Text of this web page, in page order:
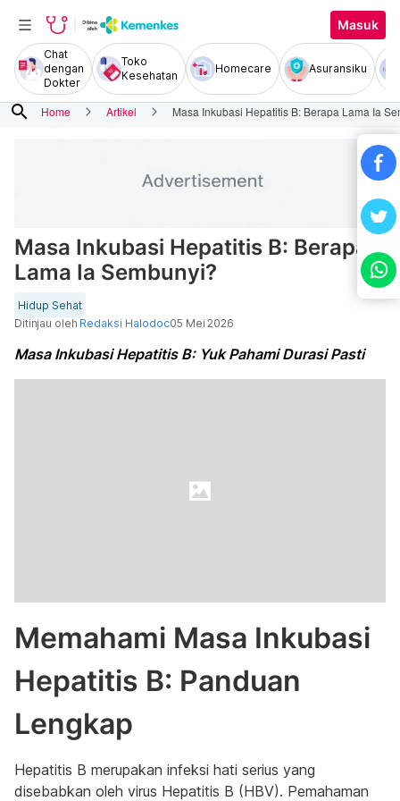
Masuk
Chat
dengan
Dokter
Toko
Kesehatan
Homecare Asuransiku
search Home Artikel Masa Inkubasi Hepatitis B: Berapa Lama Ia
Masa Inkubasi Hepatitis B: Berapa
Lama Ia Sembunyi?
Hidup Sehat
Ditinjau oleh Redaksi Halodoc05 Mei 2026
Masa Inkubasi Hepatitis B: Yuk Pahami Durasi Pasti
Memahami Masa Inkubasi
Hepatitis B: Panduan
Lengkap
Hepatitis B merupakan infeksi hati serius yang
disebabkan oleh virus Hepatitis B (HBV). Pemahaman